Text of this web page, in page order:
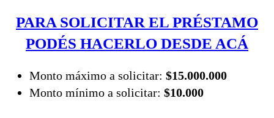
PARA SOLICITAR EL PRÉSTAMO
PODÉS HACERLO DESDE ACÁ
Monto máximo a solicitar: $15.000.000
Monto mínimo a solicitar: $10.000